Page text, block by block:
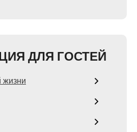
ДЛЯ ГОСТЕЙ
жизни